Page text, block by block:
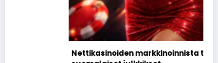
Nettikasinoiden markkinoinnista tunnetut